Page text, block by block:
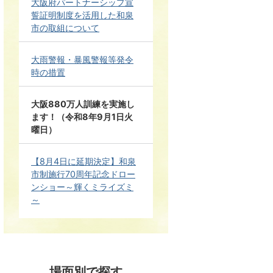
誓証明制度を活用した和泉
市の取組について
大雨警報・暴風警報等発令
時の措置
大阪880万人訓練を実施し
ます！（令和8年9月1日火
曜日）
【8月4日に延期決定】和泉
市制施行70周年記念ドロー
ンショー～輝くミライズミ
～